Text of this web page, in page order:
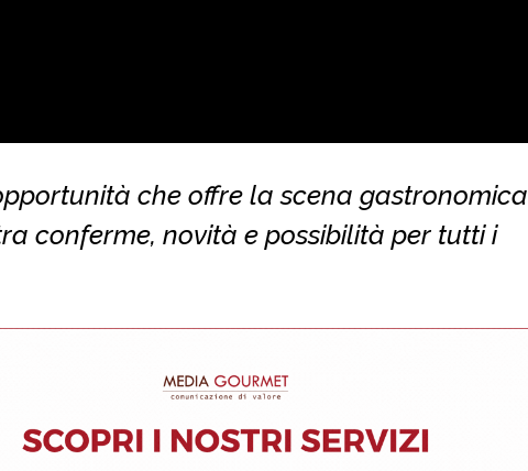
che offre la scena gastronomica
conferme, novità e possibilità per tutti i